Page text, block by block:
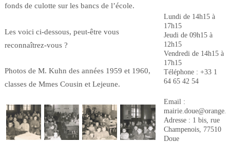
fonds de culotte sur les bancs de l’école.
Les voici ci-dessous, peut-être vous
reconnaîtrez-vous ?
Photos de M. Kuhn des années 1959 et 1960,
classes de Mmes Cousin et Lejeune.
Lundi de 14h15 à
17h15
Jeudi de 09h15 à
12h15
Vendredi de 14h15 à
17h15
Téléphone : +33 1
64 65 42 54
Email :
Adresse : 1 bis, rue
Champenois, 77510
Doue